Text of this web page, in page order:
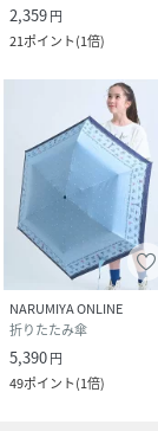
2,359円
21ポイント(1倍)
NARUMIYA ONLINE
折りたたみ傘
5,390円
49ポイント(1倍)